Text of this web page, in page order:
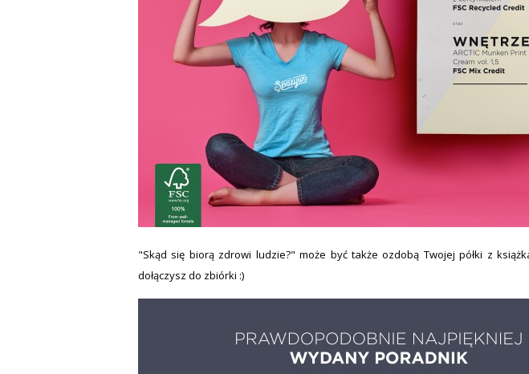
"Skąd się biorą zdrowi ludzie?" może być także ozdobą Twojej półki z
dołączysz do zbiórki :)